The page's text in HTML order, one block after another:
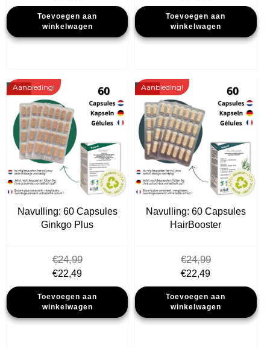
prijs
was:
€49,98.
prijs
is:
€42,48.
Toevoegen aan
winkelwagen
prijs
was:
€59,98.
prijs
is:
€50,98.
Toevoegen aan
winkelwagen
Navulling: 60 Capsules
Ginkgo Plus
€24,99
Oorspronkelijke
prijs
was:
€24,99.
€22,49Huidige
prijs
is:
€22,49.
Toevoegen aan
winkelwagen
Aanbieding!
Navulling: 60 Capsules
HairBooster
€24,99
Oorspronkelijke
prijs
was:
€24,99.
€22,49Huidige
prijs
is:
€22,49.
Toevoegen aan
winkelwagen
Aanbieding!